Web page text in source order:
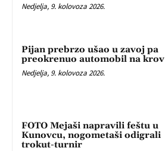
Nedjelja, 9. kolovoza 2026.
Pijan prebrzo ušao u zavoj pa
preokrenuo automobil na krov
Nedjelja, 9. kolovoza 2026.
FOTO Mejaši napravili feštu u
Kunovcu, nogometaši odigrali
trokut-turnir